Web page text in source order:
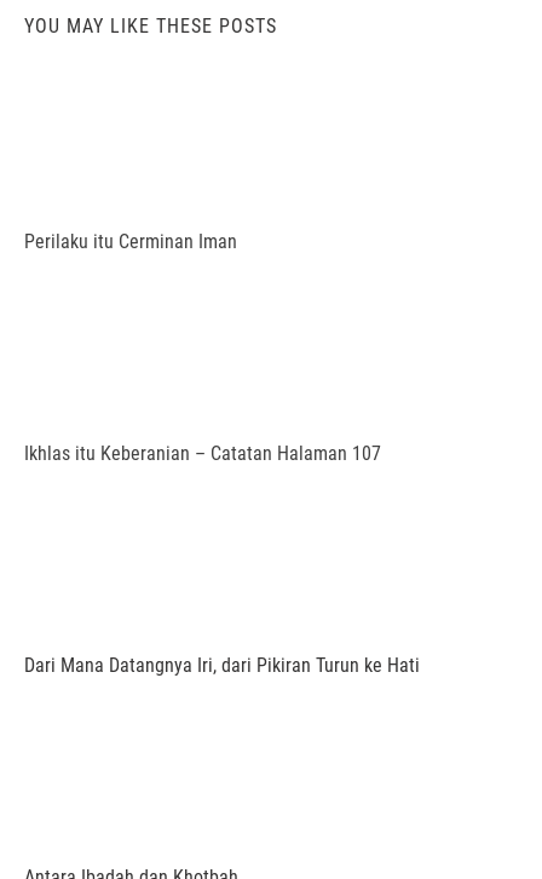
YOU MAY LIKE THESE POSTS
Perilaku itu Cerminan Iman
Ikhlas itu Keberanian – Catatan Halaman 107
Dari Mana Datangnya Iri, dari Pikiran Turun ke Hati